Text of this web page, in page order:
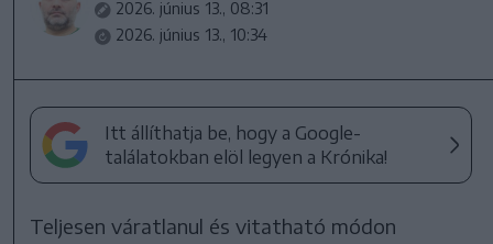
2026. június 13., 08:31
2026. június 13., 10:34
Itt állíthatja be, hogy a Google-
találatokban elöl legyen a Krónika!
Teljesen váratlanul és vitatható módon